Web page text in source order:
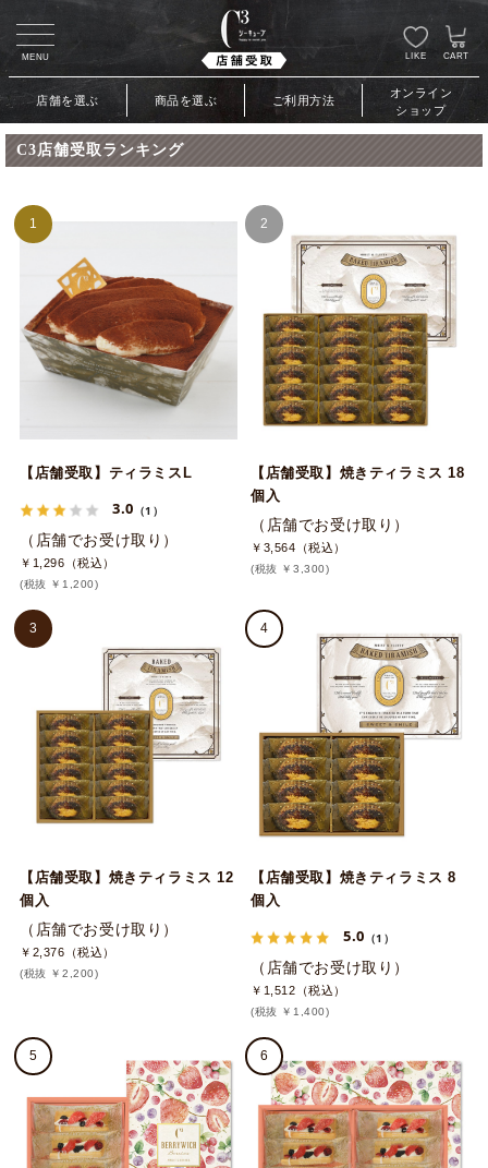
MENU LIKE CART
店舗を選ぶ 商品を選ぶ ご利用方法
オンライン
ショップ
C3店舗受取ランキング
1
【店舗受取】ティラミスL
3.0 （1）
（店舗でお受け取り）
￥1,296（税込）
(税抜 ￥1,200)
2
【店舗受取】焼きティラミス 18
個入
（店舗でお受け取り）
￥3,564（税込）
(税抜 ￥3,300)
3
【店舗受取】焼きティラミス 12
個入
（店舗でお受け取り）
￥2,376（税込）
(税抜 ￥2,200)
4
【店舗受取】焼きティラミス 8
個入
5.0 （1）
（店舗でお受け取り）
￥1,512（税込）
(税抜 ￥1,400)
5 6